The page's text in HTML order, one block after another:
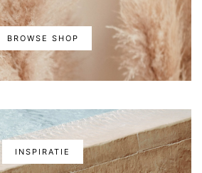
BROWSE SHOP
INSPIRATIE